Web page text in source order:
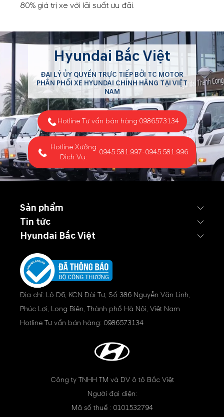
80% giá trị xe với lãi suất ưu đãi.
Hyundai Bắc Việt
ĐẠI LÝ ỦY QUYỀN TRỰC TIẾP BỞI TC MOTOR
PHÂN PHỐI XE HYUNDAI CHÍNH HÃNG TẠI VIỆT
NAM
Hotline Tư vấn bán hàng:0986573134
Hotline Xưởng
Dịch Vụ:
0945.581.997-0945.581.996
Sản phẩm
Tin tức
Hyundai Bắc Việt
Địa chỉ: Lô D6, KCN Đài Tư, Số 386 Nguyễn Văn Linh,
Phúc Lợi, Long Biên, Thành phố Hà Nội, Việt Nam
Hotline Tư vấn bán hàng: 0986573134
Công ty TNHH TM và DV ô tô Bắc Việt
Người đại diện:
Mã số thuế : 0101532794